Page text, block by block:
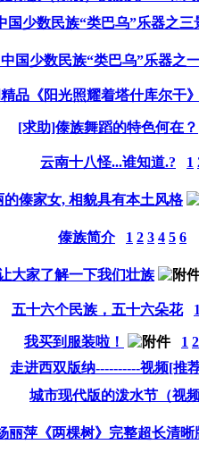
国少数民族“类巴乌”乐器之三
中国少数民族“类巴乌”乐器之
精品《阳光照耀着塔什库尔干
[求助]傣族舞蹈的特色何在？
云南十八怪...谁知道.? 1
的傣家女, 相貌具有本土风格
傣族简介 1 2 3 4 5 6
大家了解一下我们壮族
五十六个民族，五十六朵花
我买到服装啦！ 1 2
走进西双版纳----------视频[推
城市现代版的泼水节（视
丽萍《两棵树》完整超长清